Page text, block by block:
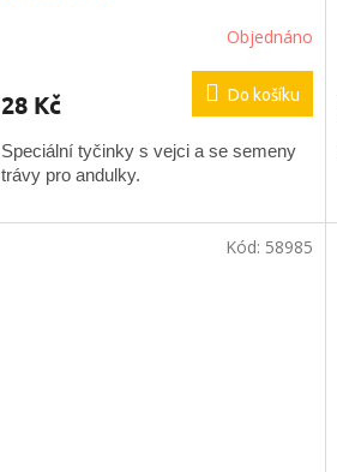
Objednáno
28 Kč Do košíku
Speciální tyčinky s vejci a se semeny
trávy pro andulky.
Kód: 58985